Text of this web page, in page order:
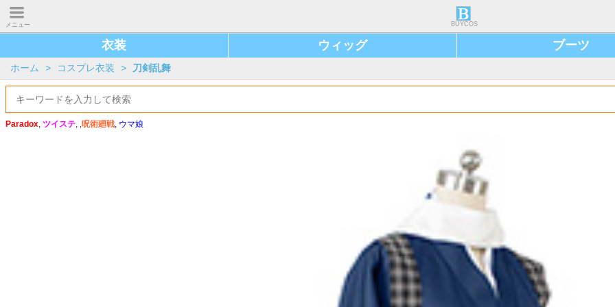
メニュー BUYCOS
衣装 ウィッグ ブーツ
ホーム > コスプレ衣装 > 刀剣乱舞
Paradox, ツイステ, ,呪術廻戦, ウマ娘